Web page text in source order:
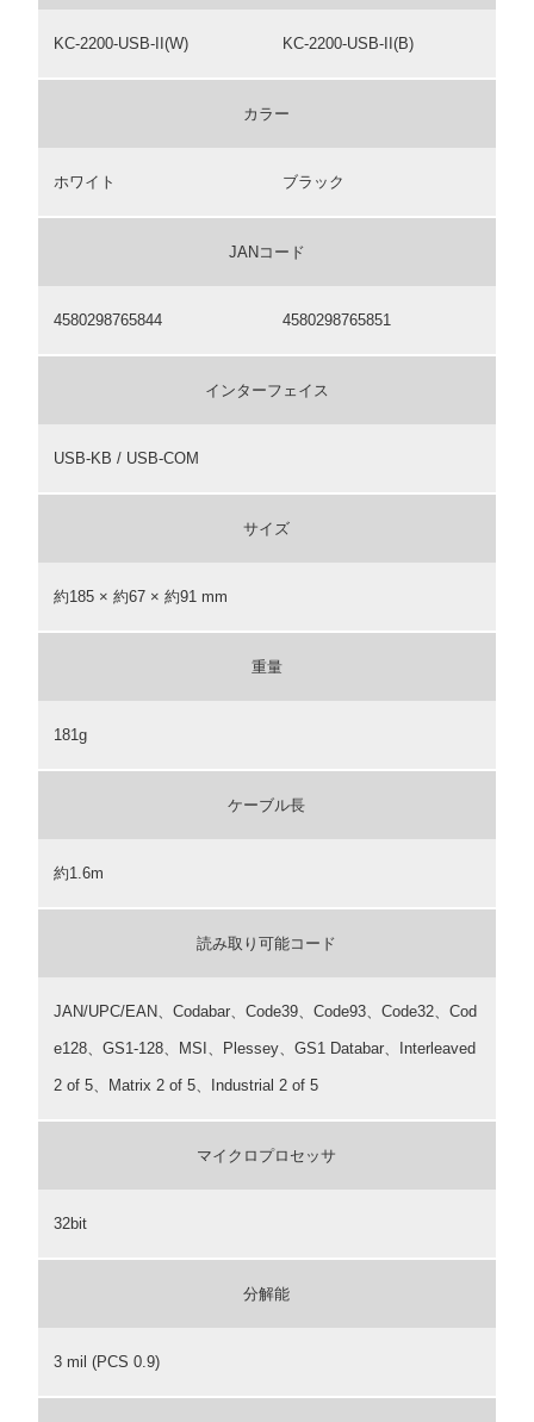
KC-2200-USB-II(W) KC-2200-USB-II(B)
カラー
ホワイト ブラック
JANコード
4580298765844 4580298765851
インターフェイス
USB-KB / USB-COM
サイズ
約185 × 約67 × 約91 mm
重量
181g
ケーブル長
約1.6m
読み取り可能コード
JAN/UPC/EAN、Codabar、Code39、Code93、Code32、Cod
e128、GS1-128、MSI、Plessey、GS1 Databar、Interleaved
2 of 5、Matrix 2 of 5、Industrial 2 of 5
マイクロプロセッサ
32bit
分解能
3 mil (PCS 0.9)